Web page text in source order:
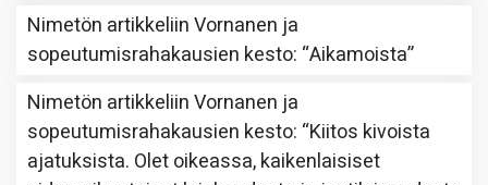
Nimetön artikkeliinVornanen ja
sopeutumisrahakausien kesto: “Aikamoista”
Nimetön artikkeliinVornanen ja
sopeutumisrahakausien kesto: “Kiitos kivoista
ajatuksista. Olet oikeassa, kaikenlaisiset